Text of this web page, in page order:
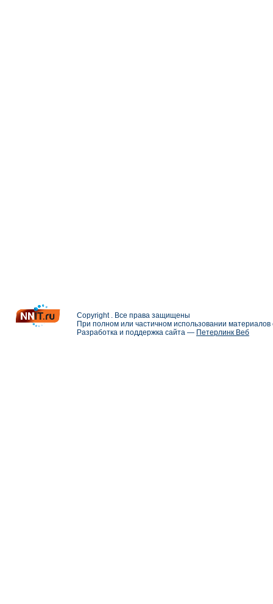
Copyright . Все права защищены
При полном или частичном использовании
Разработка и поддержка сайта — Петерлинк Веб